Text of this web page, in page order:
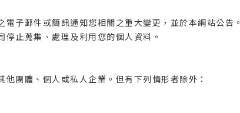
子郵件或簡訊通知您相關之重大變更，並於本網站公告。
止蒐集、處理及利用您的個人資料。
團體、個人或私人企業。但有下列情形者除外：